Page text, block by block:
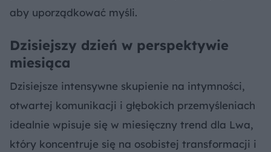
aby uporządkować myśli.
Dzisiejszy dzień w perspektywie
miesiąca
Dzisiejsze intensywne skupienie na intymności,
otwartej komunikacji i głębokich przemyśleniach
idealnie wpisuje się w miesięczny trend dla Lwa,
który koncentruje się na osobistej transformacji i